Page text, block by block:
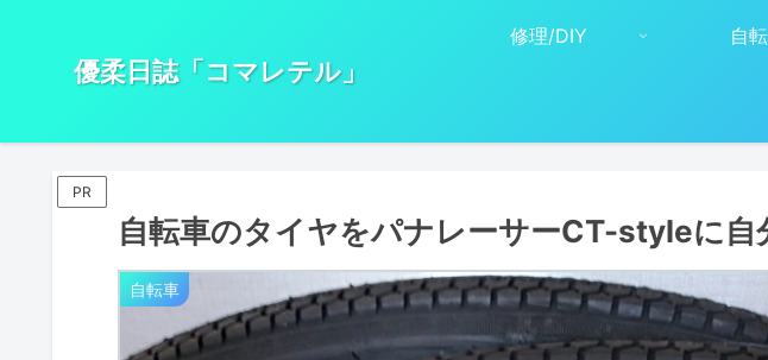
優柔日誌「コマレテル」
修理/DIY 自
PR
自転車のタイヤをパナレーサーCT-styleに自
自転車